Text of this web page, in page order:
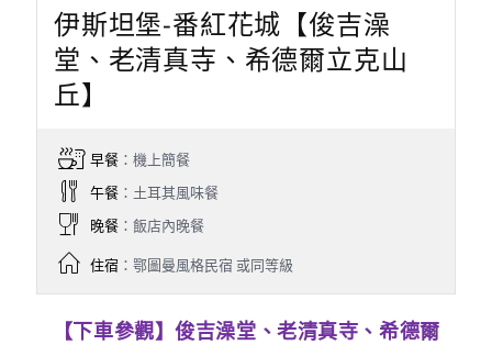
伊斯坦堡-番紅花城【俊吉澡
堂、老清真寺、希德爾立克山
丘】
早餐：機上簡餐
午餐：土耳其風味餐
晚餐：飯店內晚餐
住宿：鄂圖曼風格民宿 或同等級
【下車參觀】俊吉澡堂、老清真寺、希德爾